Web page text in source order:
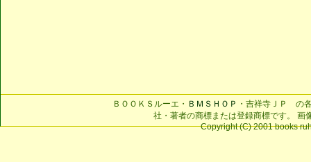
ＢＯＯＫＳルーエ・ ＢＭＳＨＯＰ ・吉祥寺ＪＰ の
社・著者の商標または登録商標です。 画
Copyright (C) 2001 books